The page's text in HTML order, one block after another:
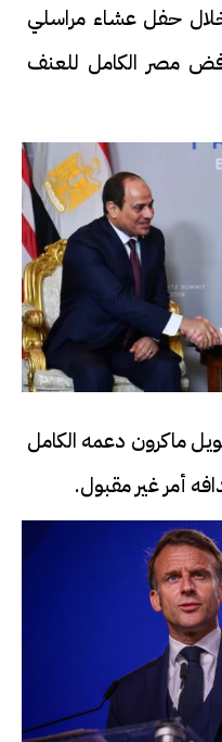
حفل عشاء مراسلي
مصر الكامل للعنف
ماكرون دعمه الكامل
أمر غير مقبول.